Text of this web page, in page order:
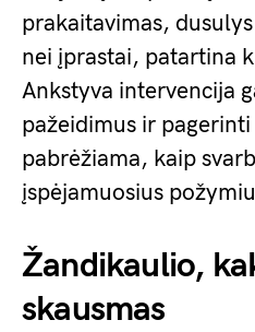
prakaitavimas,
nei įprastai, patartina
Ankstyva intervencija
pažeidimus ir
pabrėžiama, kaip
įspėjamuosius
Žandikaulio,
skausmas